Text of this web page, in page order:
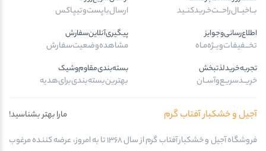
بــا‌خیــال‌راحـــت‌خـرید‌کنــید ارسال‌با‌پست‌و‌تیپاکس
اطلاع‌رسانی‌و‌جوایز
تخـــفیفات‌ویــژه‌مـاه
پیگیری‌آنلاین‌سفارش
مشاهده‌وضعیت‌سفارش
تجربه‌خرید‌لذتبخش
خریــد‌سریـع‌و‌آســان
بسته‌بندی‌مقاوم‌وشیک
بهترین‌بسته‌بندی‌برای‌هدیه
آجیل و خشکبار آفتاب گرم
مارا بهتر بشناسید!
فروشگاه آجیل و خشکبار آفتاب گرم از سال 1368 تا به امروز، عرضه کننده مرغوب